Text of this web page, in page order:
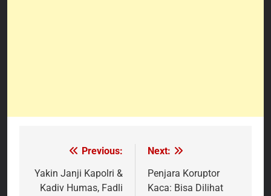
Navigasi
pos
Previous:
Yakin Janji Kapolri &
Kadiv Humas, Fadli
Next:
Penjara Koruptor
Kaca: Bisa Dilihat